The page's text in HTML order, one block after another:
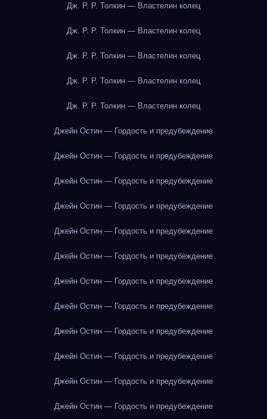
Дж. Р. Р. Толкин — Властелин колец
Дж. Р. Р. Толкин — Властелин колец
Дж. Р. Р. Толкин — Властелин колец
Дж. Р. Р. Толкин — Властелин колец
Дж. Р. Р. Толкин — Властелин колец
Джейн Остин — Гордость и предубеждение
Джейн Остин — Гордость и предубеждение
Джейн Остин — Гордость и предубеждение
Джейн Остин — Гордость и предубеждение
Джейн Остин — Гордость и предубеждение
Джейн Остин — Гордость и предубеждение
Джейн Остин — Гордость и предубеждение
Джейн Остин — Гордость и предубеждение
Джейн Остин — Гордость и предубеждение
Джейн Остин — Гордость и предубеждение
Джейн Остин — Гордость и предубеждение
Джейн Остин — Гордость и предубеждение